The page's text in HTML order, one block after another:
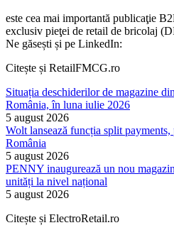
este cea mai importantă publicaţie
exclusiv pieţei de retail de bricolaj
Ne găsești și pe LinkedIn:
Citește și RetailFMCG.ro
Situația deschiderilor de magazine
România, în luna iulie 2026
5 august 2026
Wolt lansează funcția split
România
5 august 2026
PENNY inaugurează un nou
unități la nivel național
5 august 2026
Citește și ElectroRetail.ro